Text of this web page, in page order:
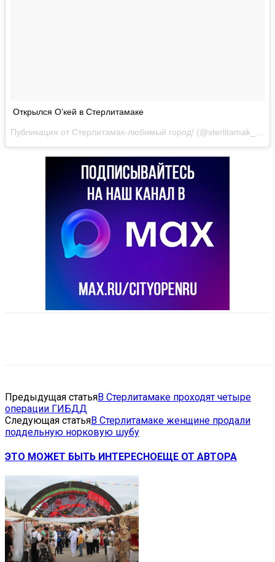
Открылся О’кей в Стерлитамаке
Предыдущая статьяВ Стерлитамаке проходят четыре
операции ГИБДД
Следующая статьяВ Стерлитамаке женщине продали
поддельную норковую шубу
ЭТО МОЖЕТ БЫТЬ ИНТЕРЕСНОЕЩЕ ОТ АВТОРА